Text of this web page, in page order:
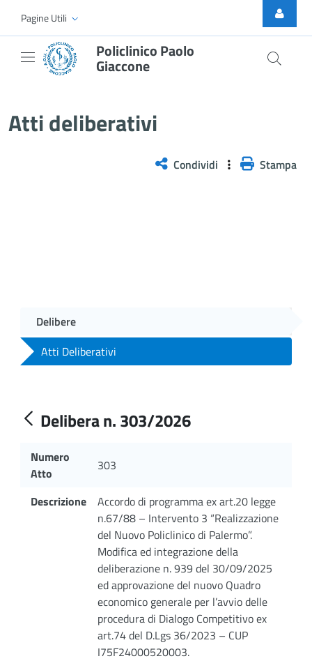
Skip to Main Content
Pagine Utili
Policlinico Paolo
Giaccone
Atti deliberativi
Condividi Stampa
Delibere
Atti Deliberativi
Delibera n. 303/2026
Numero
Atto
303
Descrizione
Accordo di programma ex art.20 legge
n.67/88 – Intervento 3 “Realizzazione
del Nuovo Policlinico di Palermo”.
Modifica ed integrazione della
deliberazione n. 939 del 30/09/2025
ed approvazione del nuovo Quadro
economico generale per l’avvio delle
procedura di Dialogo Competitivo ex
art.74 del D.Lgs 36/2023 – CUP
I75F24000520003.